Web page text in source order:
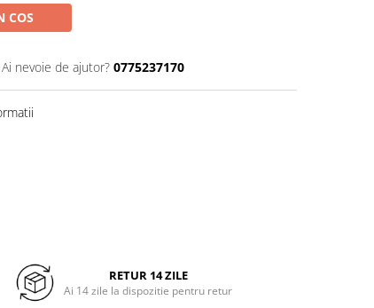
COS
Ai nevoie de ajutor? 0775237170
RETUR 14 ZILE
Ai 14 zile la dispozitie pentru retur